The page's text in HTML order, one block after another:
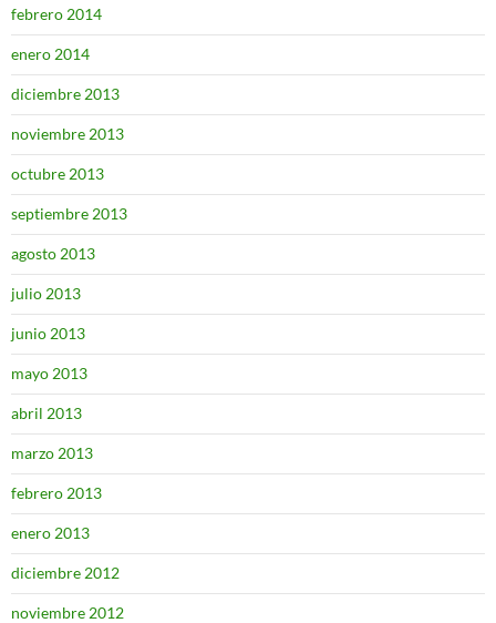
febrero 2014
enero 2014
diciembre 2013
noviembre 2013
octubre 2013
septiembre 2013
agosto 2013
julio 2013
junio 2013
mayo 2013
abril 2013
marzo 2013
febrero 2013
enero 2013
diciembre 2012
noviembre 2012